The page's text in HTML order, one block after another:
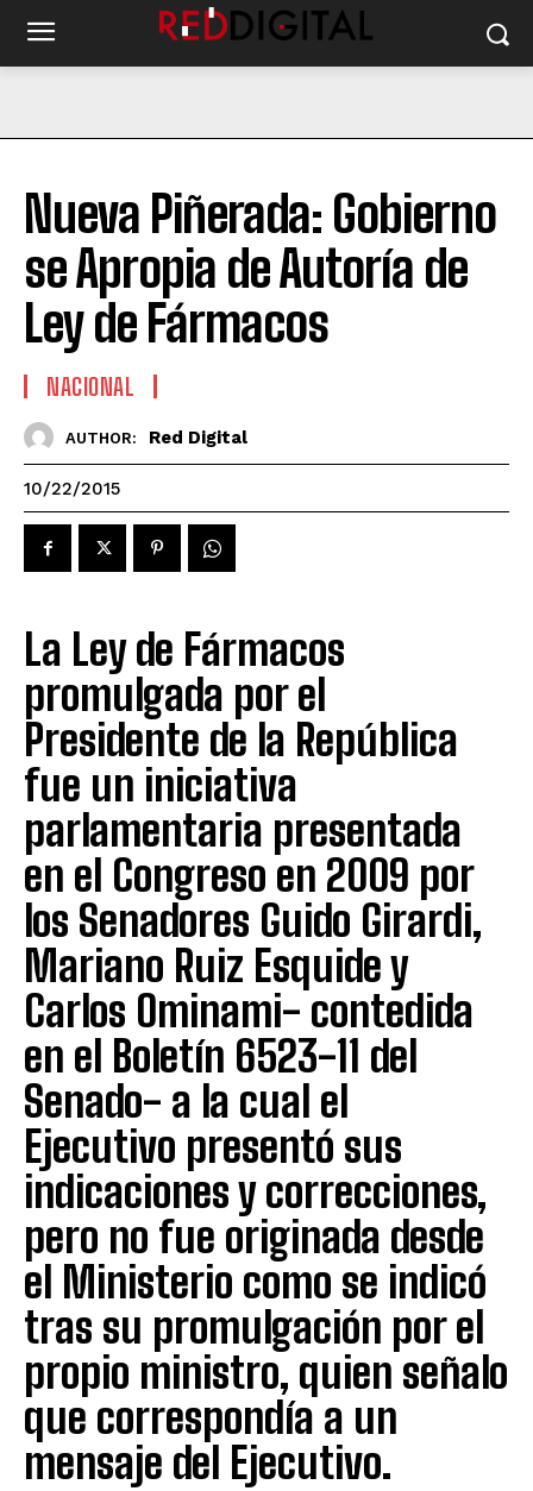
Nueva Piñerada: Gobierno
se Apropia de Autoría de
Ley de Fármacos
NACIONAL
AUTHOR: Red Digital
10/22/2015
La Ley de Fármacos
promulgada por el
Presidente de la República
fue un iniciativa
parlamentaria presentada
en el Congreso en 2009 por
los Senadores Guido Girardi,
Mariano Ruiz Esquide y
Carlos Ominami- contedida
en el Boletín 6523-11 del
Senado- a la cual el
Ejecutivo presentó sus
indicaciones y correcciones,
pero no fue originada desde
el Ministerio como se indicó
tras su promulgación por el
propio ministro, quien señalo
que correspondía a un
mensaje del Ejecutivo.